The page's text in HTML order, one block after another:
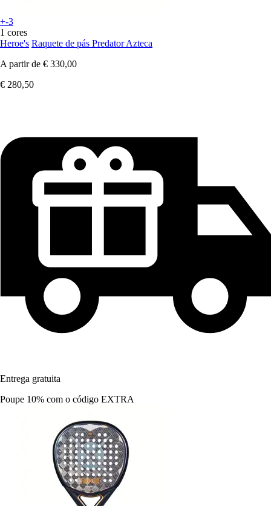
+-3
1 cores
Heroe's Raquete de pás Predator Azteca
A partir de € 330,00
€ 280,50
Entrega gratuita
Poupe 10% com o código EXTRA